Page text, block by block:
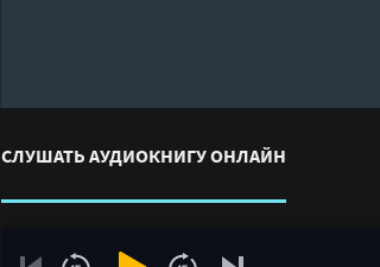
СЛУШАТЬ АУДИОКНИГУ ОНЛАЙН